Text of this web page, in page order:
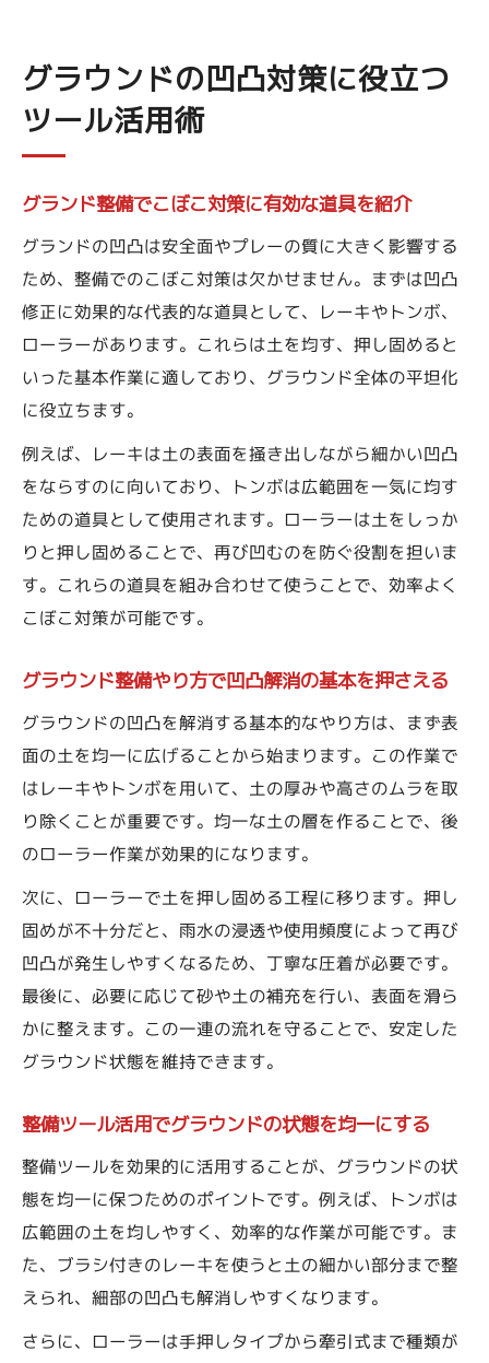
グラウンドの凹凸対策に役立つ
ツール活用術
グランド整備でこぼこ対策に有効な道具を紹介
グランドの凹凸は安全面やプレーの質に大きく影響する
ため、整備でのこぼこ対策は欠かせません。まずは凹凸
修正に効果的な代表的な道具として、レーキやトンボ、
ローラーがあります。これらは土を均す、押し固めると
いった基本作業に適しており、グラウンド全体の平坦化
に役立ちます。
例えば、レーキは土の表面を掻き出しながら細かい凹凸
をならすのに向いており、トンボは広範囲を一気に均す
ための道具として使用されます。ローラーは土をしっか
りと押し固めることで、再び凹むのを防ぐ役割を担いま
す。これらの道具を組み合わせて使うことで、効率よく
こぼこ対策が可能です。
グラウンド整備やり方で凹凸解消の基本を押さえる
グラウンドの凹凸を解消する基本的なやり方は、まず表
面の土を均一に広げることから始まります。この作業で
はレーキやトンボを用いて、土の厚みや高さのムラを取
り除くことが重要です。均一な土の層を作ることで、後
のローラー作業が効果的になります。
次に、ローラーで土を押し固める工程に移ります。押し
固めが不十分だと、雨水の浸透や使用頻度によって再び
凹凸が発生しやすくなるため、丁寧な圧着が必要です。
最後に、必要に応じて砂や土の補充を行い、表面を滑ら
かに整えます。この一連の流れを守ることで、安定した
グラウンド状態を維持できます。
整備ツール活用でグラウンドの状態を均一にする
整備ツールを効果的に活用することが、グラウンドの状
態を均一に保つためのポイントです。例えば、トンボは
広範囲の土を均しやすく、効率的な作業が可能です。ま
た、ブラシ付きのレーキを使うと土の細かい部分まで整
えられ、細部の凹凸も解消しやすくなります。
さらに、ローラーは手押しタイプから牽引式まで種類が